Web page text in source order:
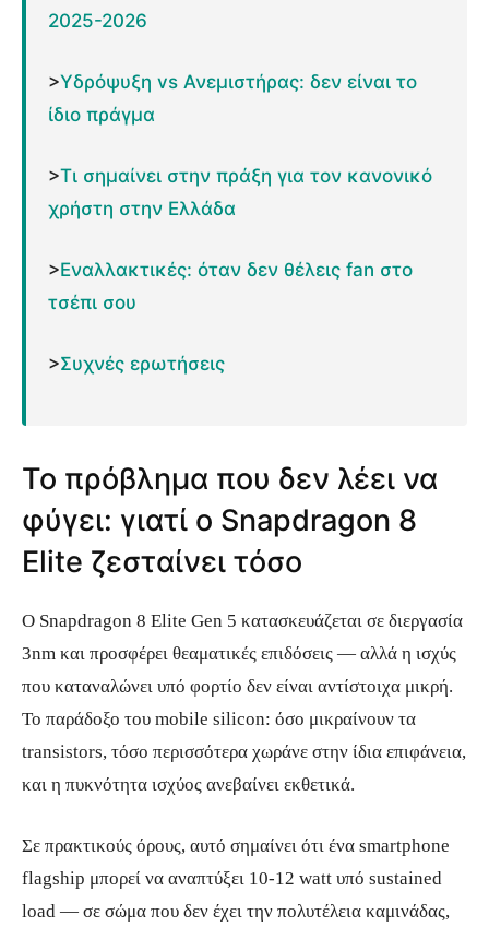
2025-2026
>Υδρόψυξη vs Ανεμιστήρας: δεν είναι το
ίδιο πράγμα
>Τι σημαίνει στην πράξη για τον κανονικό
χρήστη στην Ελλάδα
>Εναλλακτικές: όταν δεν θέλεις fan στο
τσέπι σου
>Συχνές ερωτήσεις
Το πρόβλημα που δεν λέει να
φύγει: γιατί ο Snapdragon 8
Elite ζεσταίνει τόσο
Ο Snapdragon 8 Elite Gen 5 κατασκευάζεται σε διεργασία
3nm και προσφέρει θεαματικές επιδόσεις — αλλά η ισχύς
που καταναλώνει υπό φορτίο δεν είναι αντίστοιχα μικρή.
Το παράδοξο του mobile silicon: όσο μικραίνουν τα
transistors, τόσο περισσότερα χωράνε στην ίδια επιφάνεια,
και η πυκνότητα ισχύος ανεβαίνει εκθετικά.
Σε πρακτικούς όρους, αυτό σημαίνει ότι ένα smartphone
flagship μπορεί να αναπτύξει 10-12 watt υπό sustained
load — σε σώμα που δεν έχει την πολυτέλεια καμινάδας,